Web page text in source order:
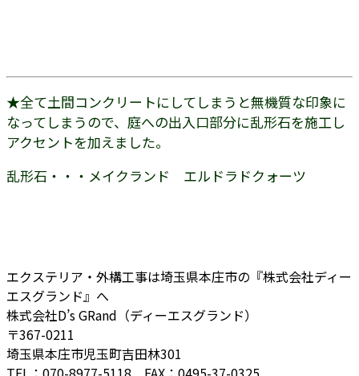
★全て土間コンクリートにしてしまうと無機質な印象に
なってしまうので、庭への出入口部分に乱形石を施工し
アクセントを加えました。
乱形石・・・メイクランド エルドラドクォーツ
エクステリア・外構工事は埼玉県本庄市の『株式会社ディー
エスグランド』へ
株式会社D’s GRand（ディーエスグランド）
〒367-0211
埼玉県本庄市児玉町吉田林301